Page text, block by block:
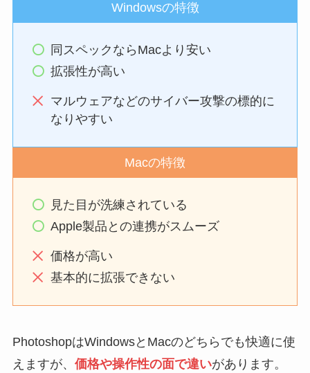
Windowsの特徴
同スペックならMacより安い
拡張性が高い
マルウェアなどのサイバー攻撃の標的に
なりやすい
Macの特徴
見た目が洗練されている
Apple製品との連携がスムーズ
価格が高い
基本的に拡張できない
PhotoshopはWindowsとMacのどちらでも快適に使
えますが、 価格や操作性の面で違いがあります。